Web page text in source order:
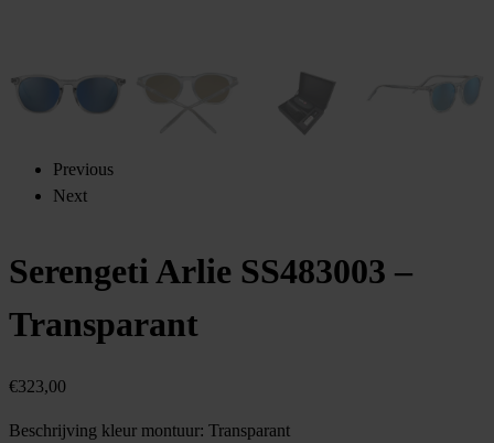
Previous
Next
Serengeti Arlie SS483003 –
Transparant
€323,00
Beschrijving kleur montuur: Transparant